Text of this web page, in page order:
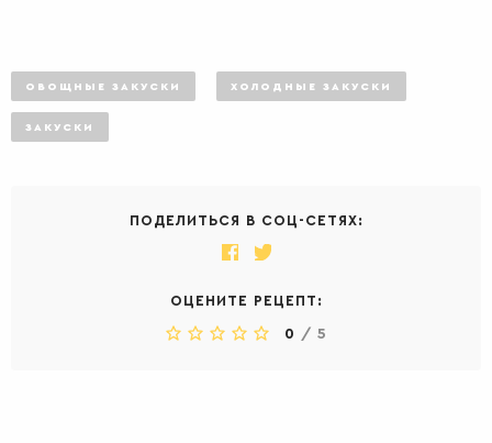
ОВОЩНЫЕ ЗАКУСКИ ХОЛОДНЫЕ ЗАКУСКИ
ЗАКУСКИ
ПОДЕЛИТЬСЯ В СОЦ-СЕТЯХ:
ОЦЕНИТЕ РЕЦЕПТ:
0 / 5